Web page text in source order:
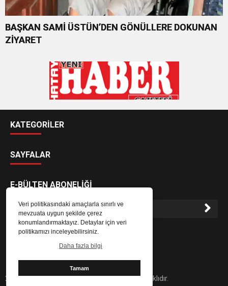
Veri politikasındaki amaçlarla sınırlı ve
mevzuata uygun şekilde çerez
konumlandırmaktayız. Detaylar için veri
politikamızı inceleyebilirsiniz.
Daha fazla bilgi
Tamam
BAŞKAN SAMİ ÜSTÜN’DEN GÖNÜLLERE DOKUNAN
ZİYARET
KATEGORİLER
SAYFALAR
E-BÜLTEN ABONELİĞİ
E-Bülten aboneliği ile haberlere daha hızlı erişin.
2024 Hatay Yeni Haber Gazetesi - Her hakkı saklıdır.